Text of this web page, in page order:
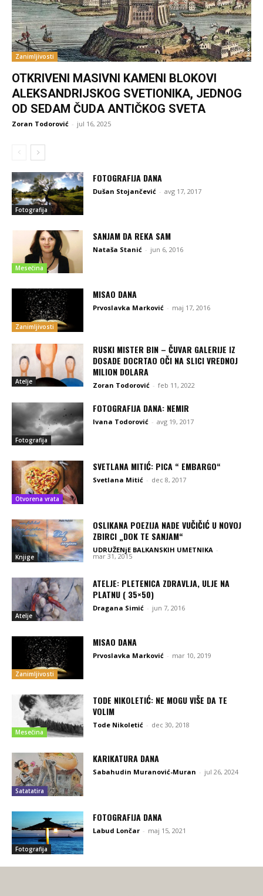
Zanimljivosti
OTKRIVENI MASIVNI KAMENI BLOKOVI
ALEKSANDRIJSKOG SVETIONIKA, JEDNOG
OD SEDAM ČUDA ANTIČKOG SVETA
Zoran Todorović - jul 16, 2025
Fotografija
FOTOGRAFIJA DANA
Dušan Stojančević - avg 17, 2017
Mesečina
SANJAM DA REKA SAM
Nataša Stanić - jun 6, 2016
Zanimljivosti
MISAO DANA
Prvoslavka Marković - maj 17, 2016
Atelje
RUSKI MISTER BIN – ČUVAR GALERIJE IZ
DOSADE DOCRTAO OČI NA SLICI VREDNOJ
MILION DOLARA
Zoran Todorović - feb 11, 2022
Fotografija
FOTOGRAFIJA DANA: NEMIR
Ivana Todorović - avg 19, 2017
Otvorena vrata
SVETLANA MITIĆ: PICA “ EMBARGO“
Svetlana Mitić - dec 8, 2017
Knjige
OSLIKANA POEZIJA NADE VUČIČIĆ U NOVOJ
ZBIRCI „DOK TE SANJAM“
UDRUŽENjE BALKANSKIH UMETNIKA -
mar 31, 2015
Atelje
ATELJE: PLETENICA ZDRAVLJA, ULJE NA
PLATNU ( 35×50)
Dragana Simić - jun 7, 2016
Zanimljivosti
MISAO DANA
Prvoslavka Marković - mar 10, 2019
Mesečina
TODE NIKOLETIĆ: NE MOGU VIŠE DA TE
VOLIM
Tode Nikoletić - dec 30, 2018
Satatatira
KARIKATURA DANA
Sabahudin Muranović-Muran - jul 26, 2024
Fotografija
FOTOGRAFIJA DANA
Labud Lončar - maj 15, 2021